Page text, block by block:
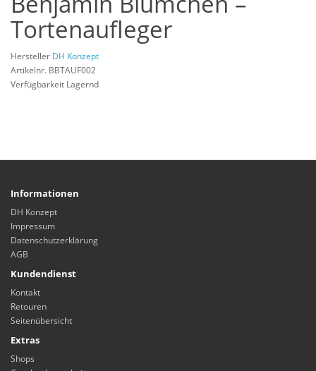
Tortenaufleger
Hersteller DH Konzept
Artikelnr. BBTAUF002
Verfügbarkeit Lagernd
Informationen
DH Konzept
Impressum
Datenschutzerklärung
AGB
Kundendienst
Kontakt
Retouren
Seitenübersicht
Extras
Shops